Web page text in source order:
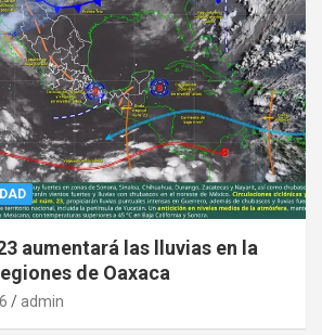
aumentará las lluvias en la
de Oaxaca
admin